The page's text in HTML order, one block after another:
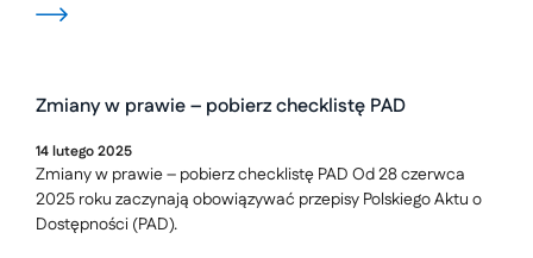
Zmiany w prawie – pobierz checklistę PAD
14lutego2025
Zmiany w prawie – pobierz checklistę PAD Od 28 czerwca
2025 roku zaczynają obowiązywać przepisy Polskiego Aktu o
Dostępności (PAD).